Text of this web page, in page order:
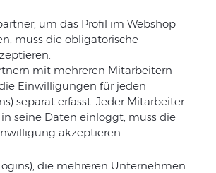
, um das Profil im Webshop
muss die obligatorische
n mit mehreren Mitarbeitern
Einwilligungen für jeden
) separat erfasst Jeder Mitarbeiter
in seine Daten einloggt muss die
akzeptieren
), die mehreren Unternehmen